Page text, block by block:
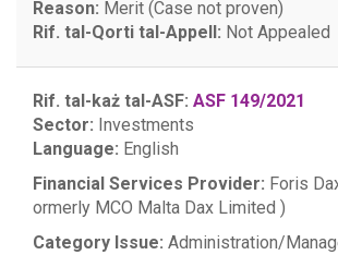
Reason: Merit (Case not proven)
Rif. tal-Qorti tal-Appell: Not Appealed
Rif. tal-każ tal-ASF: ASF 149/2021
Sector: Investments
Language: English
Financial Services Provider: Foris
ormerly MCO Malta Dax Limited )
Category Issue: Administration/